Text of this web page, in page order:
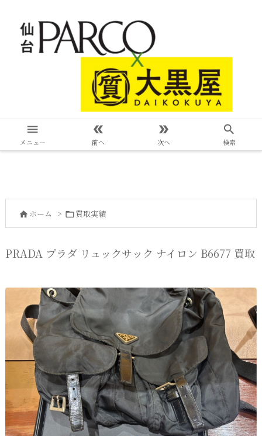

メニュー

前へ

次へ

検索
 ホーム > 買取実績
PRADA プラダ リュックサック ナイロン B6677 買取